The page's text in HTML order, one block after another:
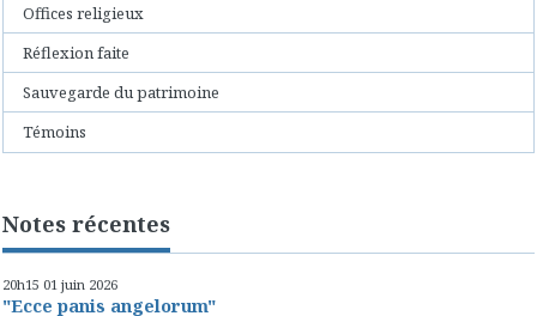
Offices religieux
Réflexion faite
Sauvegarde du patrimoine
Témoins
Notes récentes
20h15 01 juin 2026
"Ecce panis angelorum"